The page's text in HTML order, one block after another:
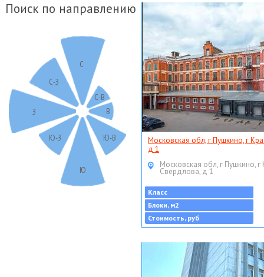
Поиск по направлению
С
С-В
В
Ю-В
Ю
Ю-З
З
С-З
Московская обл, г Пушкино, г
д 1
Московская обл, г Пушкино, г
Свердлова, д 1
Класс
Блоки, м2
Стоимость, руб